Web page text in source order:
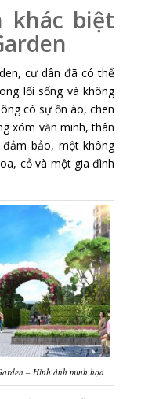
khác biệt
cư dân đã có thể
lối sống và không
có sự ồn ào, chen
xóm văn minh, thân
bảo, một không
cỏ và một gia đình
– Hình ảnh minh họa